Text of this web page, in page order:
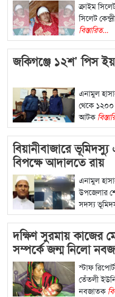
ক্রাইম
সিলেট
বিস্তারিত...
জকিগঞ্জে ১২শ’ পিস
এনামুল
থেকে
আটক
বিয়ানীবাজারে
বিপক্ষে আদালতে রায়
এনামুল
উপজেলার
সদস্য
দক্ষিণ সুরমায় কাজের
সম্পর্কে জন্ম নিলো
স্টাফ
তেঁতলী
নবজাতক